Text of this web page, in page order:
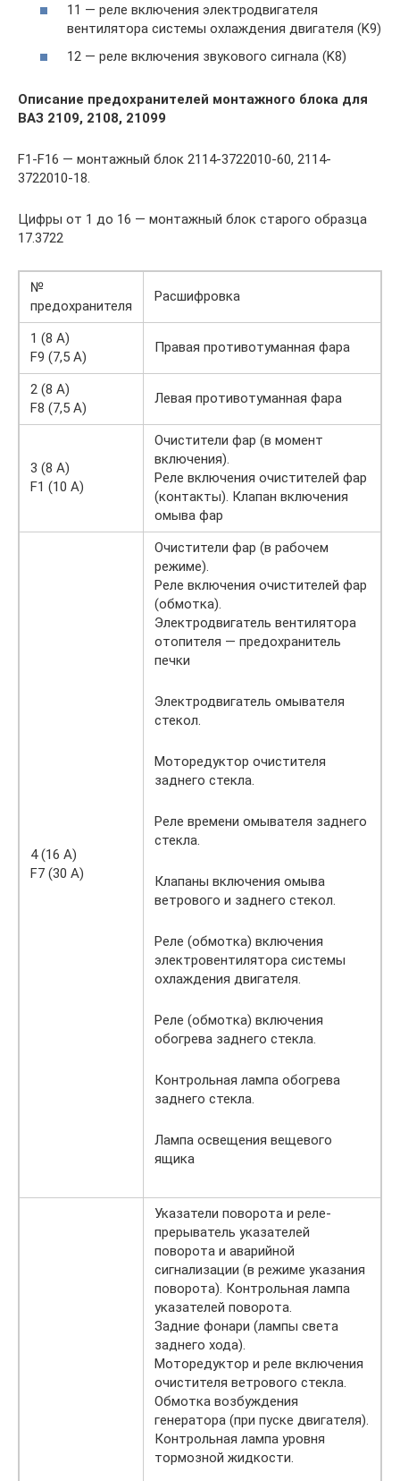
11 — реле включения электродвигателя
вентилятора системы охлаждения двигателя (K9)
12 — реле включения звукового сигнала (K8)
Описание предохранителей монтажного блока для
ВАЗ 2109, 2108, 21099
F1-F16 — монтажный блок 2114-3722010-60, 2114-
3722010-18.
Цифры от 1 до 16 — монтажный блок старого образца
17.3722
№
предохранителя
Расшифровка
1 (8 A)
F9 (7,5 A)
Правая противотуманная фара
2 (8 A)
F8 (7,5 A)
Левая противотуманная фара
3 (8 A)
F1 (10 A)
Очистители фар (в момент
включения).
Реле включения очистителей фар
(контакты). Клапан включения
омыва фар
4 (16 A)
F7 (30 A)
Очистители фар (в рабочем
режиме).
Реле включения очистителей фар
(обмотка).
Электродвигатель вентилятора
отопителя — предохранитель
печки
Электродвигатель омывателя
стекол.
Моторедуктор очистителя
заднего стекла.
Реле времени омывателя заднего
стекла.
Клапаны включения омыва
ветрового и заднего стекол.
Реле (обмотка) включения
электровентилятора системы
охлаждения двигателя.
Реле (обмотка) включения
обогрева заднего стекла.
Контрольная лампа обогрева
заднего стекла.
Лампа освещения вещевого
ящика
Указатели поворота и реле-
прерыватель указателей
поворота и аварийной
сигнализации (в режиме указания
поворота). Контрольная лампа
указателей поворота.
Задние фонари (лампы света
заднего хода).
Моторедуктор и реле включения
очистителя ветрового стекла.
Обмотка возбуждения
генератора (при пуске двигателя).
Контрольная лампа уровня
тормозной жидкости.